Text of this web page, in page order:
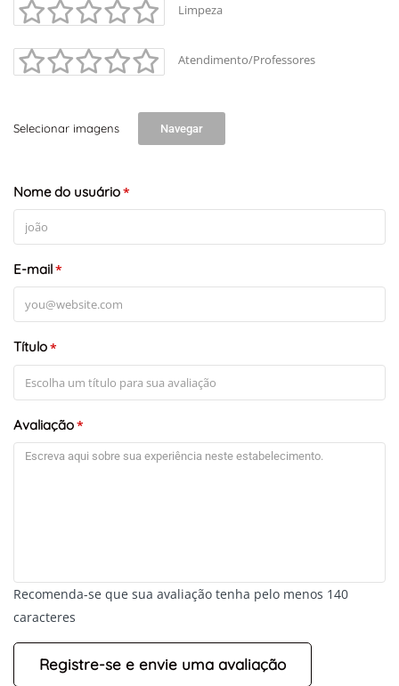
Limpeza
Atendimento/Professores
Selecionar imagens Navegar
Nome do usuário*
E-mail*
Título*
Avaliação*
Recomenda-se que sua avaliação tenha pelo menos 140
caracteres